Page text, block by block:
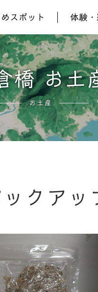
スポット 体験
橋 お土
お土産
ックアッ